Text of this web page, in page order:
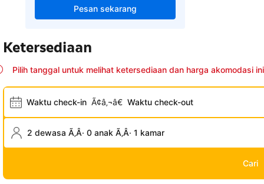
Pesan sekarang
Ketersediaan
Pilih tanggal untuk melihat ketersediaan dan harga akomodasi ini
Waktu check-in Ã¢â‚¬â€ Waktu check-out
2 dewasa Ã‚Â· 0 anak Ã‚Â· 1 kamar
Cari